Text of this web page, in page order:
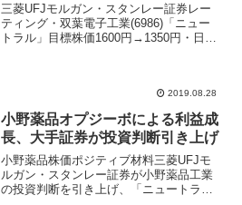
三菱UFJモルガン・スタンレー証券レー
ティング・双葉電子工業(6986)「ニュー
トラル」目標株価1600円→1350円・日本
2019.08.28
小野薬品オプジーボによる利益成
長、大手証券が投資判断引き上げ
小野薬品株価ポジティブ材料三菱UFJモ
ルガン・スタンレー証券が小野薬品工業
の投資判断を引き上げ、「ニュートラ